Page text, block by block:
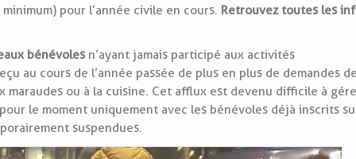
pour l’année civile en cours. Retrouvez toutes les
bénévoles n’ayant jamais participé aux activités
au cours de l’année passée de plus en plus de demandes
ou à la cuisine. Cet afflux est devenu difficile à
le moment uniquement avec les bénévoles déjà inscrits
suspendues.